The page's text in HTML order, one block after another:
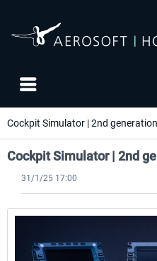
Cockpit Simulator | 2nd
Cockpit Simulator | 2nd
31/1/25 17:00